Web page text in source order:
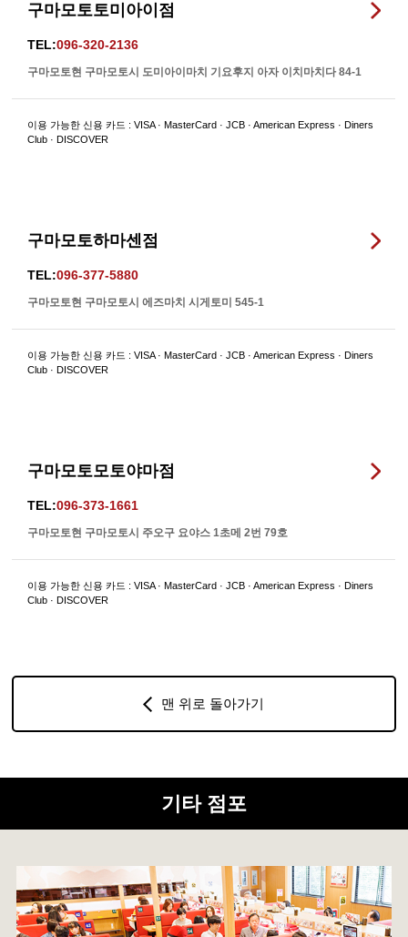
구마모토토미아이점
TEL:096-320-2136
구마모토현 구마모토시 도미아이마치 기요후지 아자 이치마치다 84-1
이용 가능한 신용 카드 : VISA · MasterCard · JCB · American Express · Diners
Club · DISCOVER
구마모토하마센점
TEL:096-377-5880
구마모토현 구마모토시 에즈마치 시게토미 545-1
이용 가능한 신용 카드 : VISA · MasterCard · JCB · American Express · Diners
Club · DISCOVER
구마모토모토야마점
TEL:096-373-1661
구마모토현 구마모토시 주오구 요야스 1초메 2번 79호
이용 가능한 신용 카드 : VISA · MasterCard · JCB · American Express · Diners
Club · DISCOVER
맨 위로 돌아가기
기타 점포